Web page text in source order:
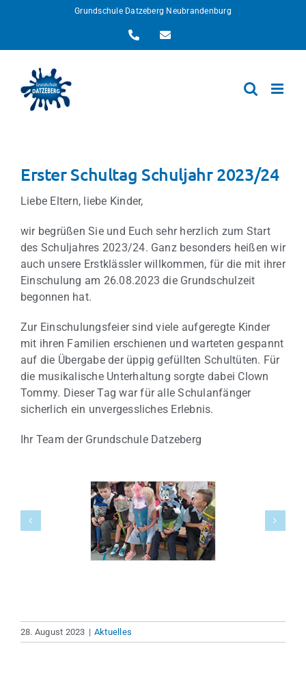
Grundschule Datzeberg Neubrandenburg
TelefonE-
Erster Schultag Schuljahr 2023/24
Liebe Eltern, liebe Kinder,
wir begrüßen Sie und Euch sehr herzlich zum Start
des Schuljahres 2023/24. Ganz besonders heißen wir
auch unsere Erstklässler willkommen, für die mit ihrer
Einschulung am 26.08.2023 die Grundschulzeit
begonnen hat.
Zur Einschulungsfeier sind viele aufgeregte Kinder
mit ihren Familien erschienen und warteten gespannt
auf die Übergabe der üppig gefüllten Schultüten. Für
die musikalische Unterhaltung sorgte dabei Clown
Tommy. Dieser Tag war für alle Schulanfänger
sicherlich ein unvergessliches Erlebnis.
Ihr Team der Grundschule Datzeberg
28. August 2023 | Aktuelles